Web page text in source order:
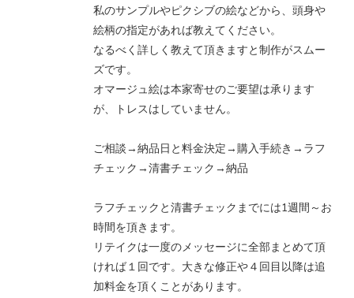
私のサンプルやピクシブの絵などから、頭身や
絵柄の指定があれば教えてください。
なるべく詳しく教えて頂きますと制作がスムー
ズです。
オマージュ絵は本家寄せのご要望は承ります
が、トレスはしていません。
ご相談→納品日と料金決定→購入手続き→ラフ
チェック→清書チェック→納品
ラフチェックと清書チェックまでには1週間～お
時間を頂きます。
リテイクは一度のメッセージに全部まとめて頂
ければ１回です。大きな修正や４回目以降は追
加料金を頂くことがあります。